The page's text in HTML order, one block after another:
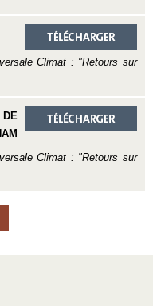
Climat : "Retours sur
Climat : "Retours sur